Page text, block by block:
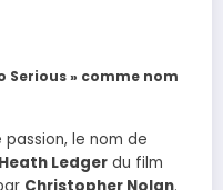
Serious » comme nom
le nom de
Heath Ledger du film
Christopher Nolan.